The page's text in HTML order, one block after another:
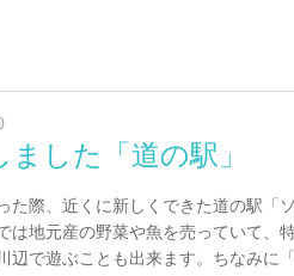
した「道の駅」
た際、近くに新しくできた道の駅「
は地元産の野菜や魚を売っていて、
辺で遊ぶことも出来ます。ちなみに